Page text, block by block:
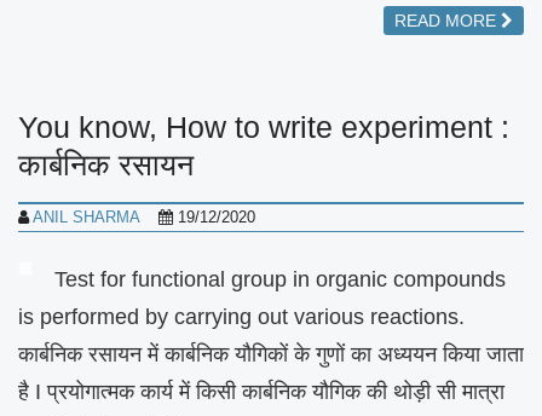
READ MORE
You know, How to write experiment :
कार्बनिक रसायन
ANIL SHARMA 19/12/2020
Test for functional group in organic compounds
is performed by carrying out various reactions.
कार्बनिक रसायन में कार्बनिक यौगिकों के गुणों का अध्ययन किया जाता
है I प्रयोगात्मक कार्य में किसी कार्बनिक यौगिक की थोड़ी सी मात्रा